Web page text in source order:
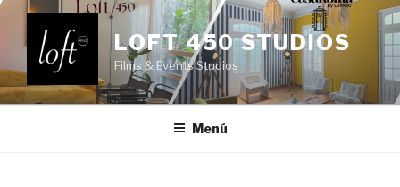
Saltar
contenido
LOFT 450 STUDIOS
Films & Events Studios
Menú